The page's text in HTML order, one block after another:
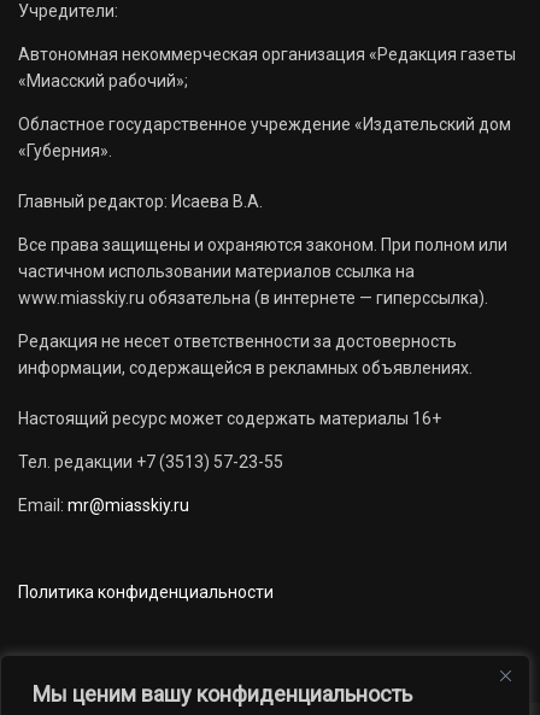
Мы ценим вашу конфиденциальность
Учредители:
Автономная некоммерческая организация «Редакция газеты
«Миасский рабочий»;
Областное государственное учреждение «Издательский дом
«Губерния».
Главный редактор: Исаева В.А.
Все права защищены и охраняются законом. При полном или
частичном использовании материалов ссылка на
www.miasskiy.ru обязательна (в интернете — гиперссылка).
Редакция не несет ответственности за достоверность
информации, содержащейся в рекламных объявлениях.
Настоящий ресурс может содержать материалы 16+
Тел. редакции +7 (3513) 57-23-55
Email: mr@miasskiy.ru
Политика конфиденциальности